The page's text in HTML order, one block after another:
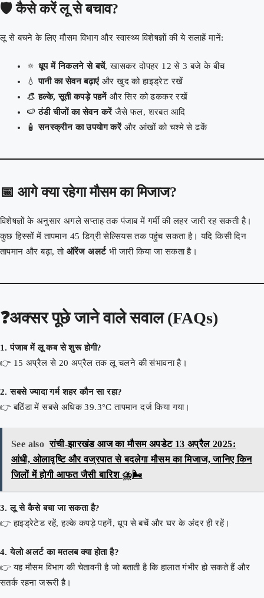
🛡️ कैसे करें लू से बचाव?
लू से बचने के लिए मौसम विभाग और स्वास्थ्य विशेषज्ञों की ये सलाहें मानें:
🔅 धूप में निकलने से बचें, खासकर दोपहर 12 से 3 बजे के बीच
💧पानी का सेवन बढ़ाएंऔर खुद को हाइड्रेट रखें
👒हल्के, सूती कपड़े पहनेंऔर सिर को ढककर रखें
🍉ठंडी चीजों का सेवन करेंजैसे फल, शरबत आदि
🧴सनस्क्रीन का उपयोग करेंऔर आंखों को चश्मे से ढकें
📅 आगे क्या रहेगा मौसम का मिजाज?
विशेषज्ञों के अनुसार अगले सप्ताह तक पंजाब में गर्मी की लहर जारी रह सकती है।
कुछ हिस्सों में तापमान 45 डिग्री सेल्सियस तक पहुंच सकता है। यदि किसी दिन
तापमान और बढ़ा, तो ऑरेंज अलर्टभी जारी किया जा सकता है।
❓अक्सर पूछे जाने वाले सवाल (FAQs)
1. पंजाब में लू कब से शुरू होगी?
👉 15 अप्रैल से 20 अप्रैल तक लू चलने की संभावना है।
2. सबसे ज्यादा गर्म शहर कौन सा रहा?
👉 बठिंडा में सबसे अधिक 39.3°C तापमान दर्ज किया गया।
See also रांची-झारखंड आज का मौसम अपडेट 13 अप्रैल 2025:
आंधी, ओलावृष्टि और वज्रपात से बदलेगा मौसम का मिजाज, जानिए किन
जिलों में होगी आफत जैसी बारिश ⛈️🌬️
3. लू से कैसे बचा जा सकता है?
👉 हाइड्रेटेड रहें, हल्के कपड़े पहनें, धूप से बचें और घर के अंदर ही रहें।
4. येलो अलर्ट का मतलब क्या होता है?
👉 यह मौसम विभाग की चेतावनी है जो बताती है कि हालात गंभीर हो सकते हैं और
सतर्क रहना जरूरी है।